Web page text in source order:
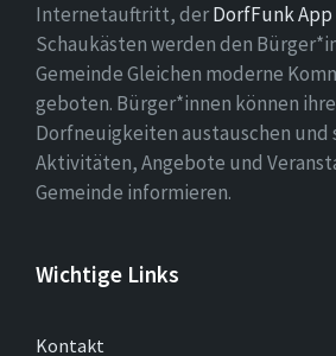
Internetauftritt, derDorfFunk App
Schaukästen werden den
Gemeinde Gleichen moderne
geboten. Bürger*innen können
Dorfneuigkeiten austauschen und
Aktivitäten, Angebote und
Gemeinde informieren.
Wichtige Links
Kontakt